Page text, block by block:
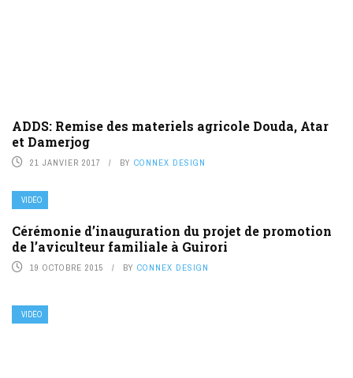
ADDS: Remise des materiels agricole Douda, Atar
et Damerjog
21 JANVIER 2017 BY CONNEX DESIGN
VIDÉO
Cérémonie d’inauguration du projet de promotion
de l’aviculteur familiale à Guirori
19 OCTOBRE 2015 BY CONNEX DESIGN
VIDÉO